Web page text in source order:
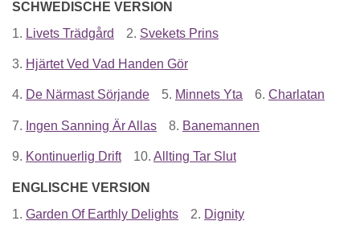
SCHWEDISCHE VERSION
1. Livets Trädgård 2. Svekets Prins
3. Hjärtet Ved Vad Handen Gör
4. De Närmast Sörjande 5. Minnets Yta 6. Charlatan
7. Ingen Sanning Är Allas 8. Banemannen
9. Kontinuerlig Drift 10. Allting Tar Slut
ENGLISCHE VERSION
1. Garden Of Earthly Delights 2. Dignity